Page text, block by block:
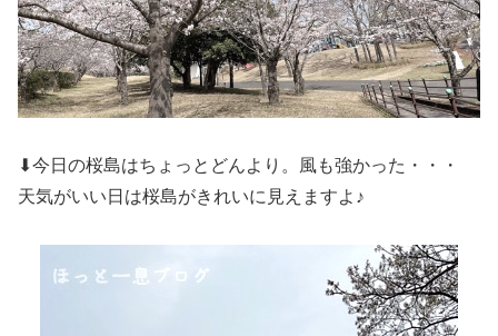
⬇今日の桜島はちょっとどんより。風も強かった・・・
天気がいい日は桜島がきれいに見えますよ♪